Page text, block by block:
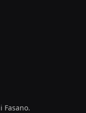
Fasano.